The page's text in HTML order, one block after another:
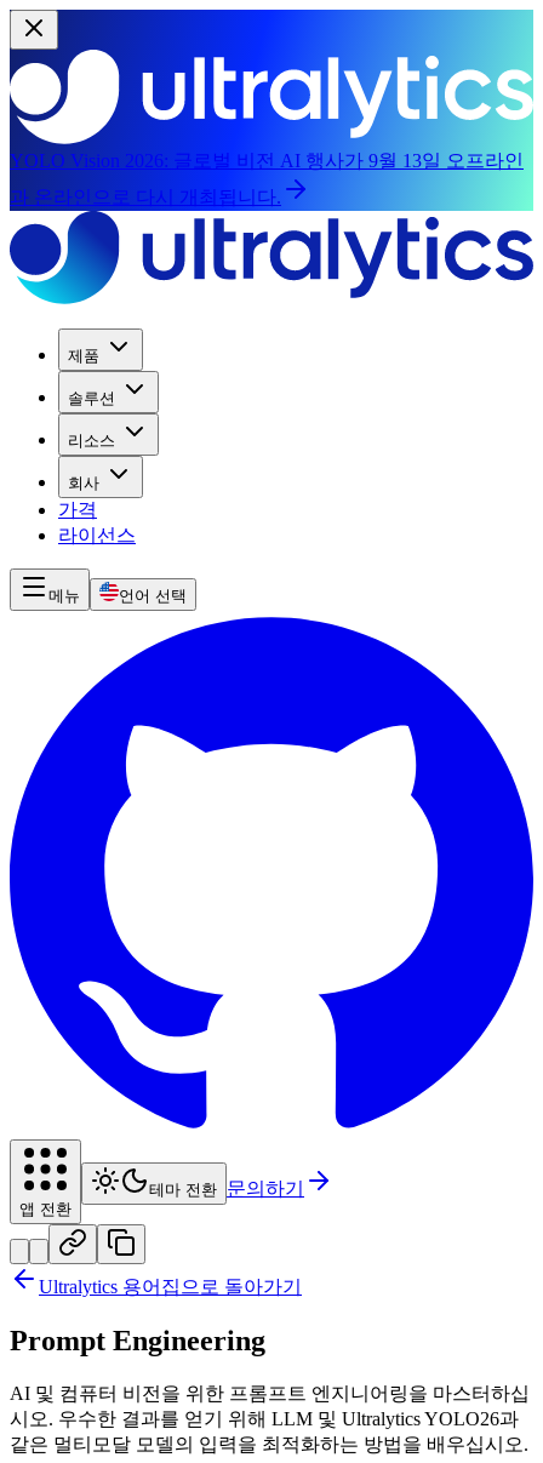
YOLO Vision 2026: 글로벌 비전 AI 행사가 9월 13일 오프라인
과 온라인으로 다시 개최됩니다.
제품
솔루션
리소스
회사
가격
라이선스
메뉴 언어 선택
앱 전환
테마 전환 문의하기
Ultralytics 용어집으로 돌아가기
Prompt Engineering
AI 및 컴퓨터 비전을 위한 프롬프트 엔지니어링을 마스터하십
시오. 우수한 결과를 얻기 위해 LLM 및 Ultralytics YOLO26과
같은 멀티모달 모델의 입력을 최적화하는 방법을 배우십시오.